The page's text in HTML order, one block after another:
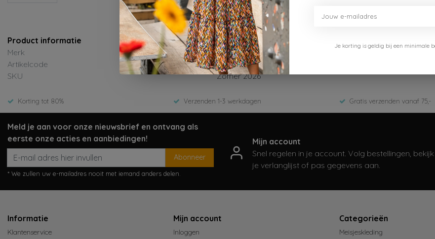
Product informatie
Merk
B.Nosy
Artikelcode
Y601-5843-266-Dubarry
SKU
Zomer 2026
Korting tot 80% Verzenden 1-3 werkdagen Gratis verzenden vanaf 75,-
Meld je aan voor onze nieuwsbrief en ontvang als
eerste onze acties en aanbiedingen!
Abonneer
* We zullen uw e-mailadres nooit met iemand anders delen.
Mijn account
Snel regelen in je account. Volg bestellingen, bekijk
je verlanglijst of pas gegevens aan.
Informatie
Klantenservice
Mijn account
Inloggen
Categorieën
Meisjeskleding
Je korting is geldig bij een minimale